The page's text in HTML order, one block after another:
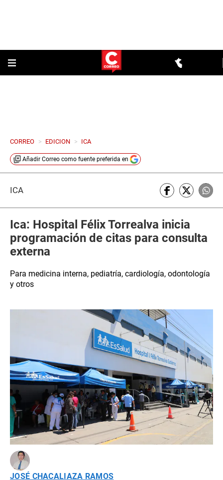
CORREO > EDICION > ICA
Añadir Correo como fuente preferida en
ICA
Ica: Hospital Félix Torrealva inicia
programación de citas para consulta
externa
Para medicina interna, pediatría, cardiología, odontología
y otros
JOSÉ CHACALIAZA RAMOS